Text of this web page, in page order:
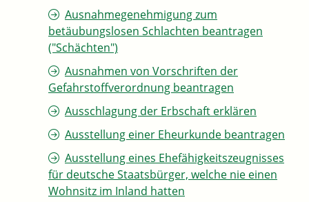
Ausnahmegenehmigung zum
betäubungslosen Schlachten beantragen
("Schächten")
Ausnahmen von Vorschriften der
Gefahrstoffverordnung beantragen
Ausschlagung der Erbschaft erklären
Ausstellung einer Eheurkunde beantragen
Ausstellung eines Ehefähigkeitszeugnisses
für deutsche Staatsbürger, welche nie einen
Wohnsitz im Inland hatten